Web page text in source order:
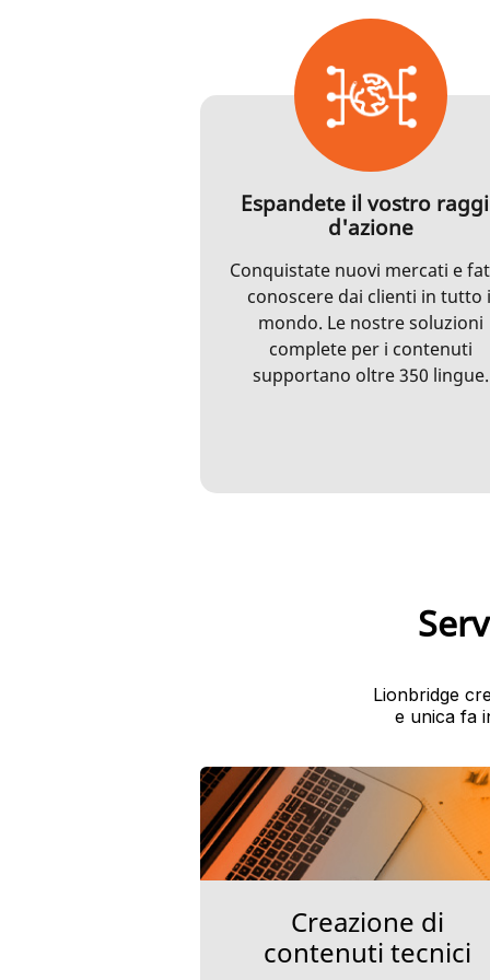
Espandete il vostro
d'azione
Conquistate nuovi mercati e
conoscere dai clienti in tutto
mondo. Le nostre soluzioni
complete per i contenuti
supportano oltre 350 lingue.
Lionbridge
e unica fa
Creazione di
contenuti tecnici